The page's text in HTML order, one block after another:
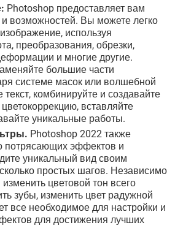
Photoshop предоставляет вам
возможностей. Вы можете легко
используя
преобразования, обрезки,
и многие другие.
большие части
системе масок или волшебной
комбинируйте и создавайте
вставляйте
уникальные работы.
Photoshop 2022 также
потрясающих эффектов и
уникальный вид своим
простых шагов. Независимо
цветовой тон всего
зубы, изменить цвет радужной
все необходимое для настройки и
для достижения лучших